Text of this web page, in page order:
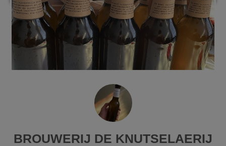
BROUWERIJ DE KNUTSELAERIJ